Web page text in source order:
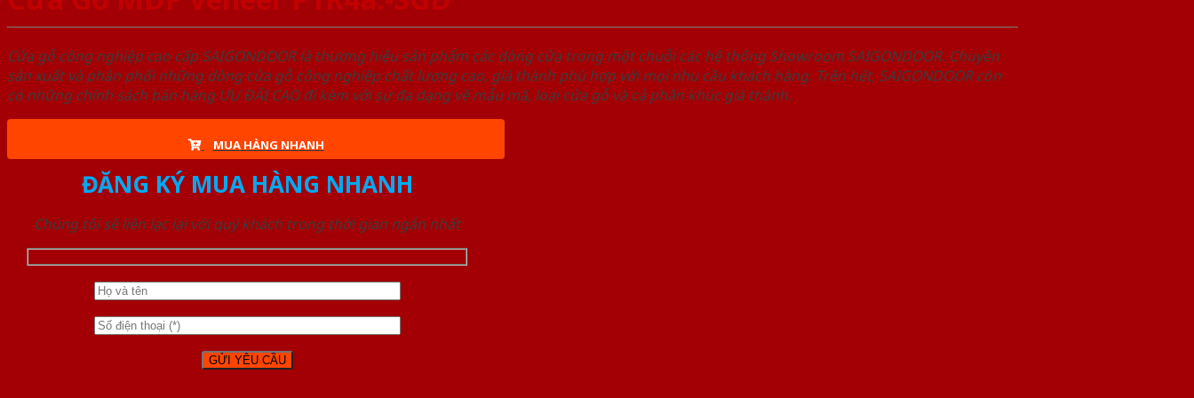
Cửa gỗ công nghiệp cao cấp SAIGONDOOR là thương hiệu sản phẩm các dòng cửa trong một chuỗi các hệ thống Showroom SAIGONDOOR. Chuyên
sản xuất và phân phối những dòng cửa gỗ công nghiệp chất lượng cao, giá thành phù hợp với mọi nhu cầu khách hàng. Trên hết, SAIGONDOOR còn
có những chính sách bán hàng ƯU ĐÃI CAO đi kèm với sự đa dạng về mẫu mã, loại cửa gỗ và cả phân khúc giá thành.
MUA HÀNG NHANH
ĐĂNG KÝ MUA HÀNG NHANH
Chúng tôi sẽ liên lạc lại với quý khách trong thời gian ngắn nhất